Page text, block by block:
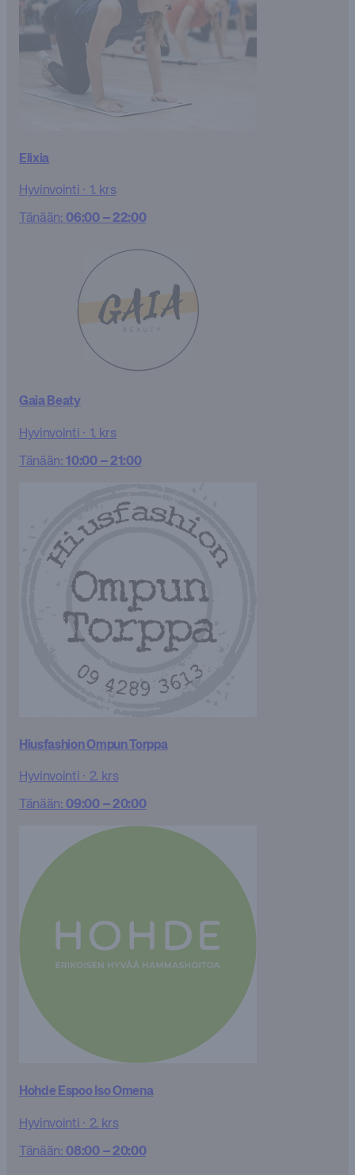
Elixia
Hyvinvointi · 1. krs
Tänään: 06:00 – 22:00
Gaia Beaty
Hyvinvointi · 1. krs
Tänään: 10:00 – 21:00
Hiusfashion Ompun Torppa
Hyvinvointi · 2. krs
Tänään: 09:00 – 20:00
Hohde Espoo Iso Omena
Hyvinvointi · 2. krs
Tänään: 08:00 – 20:00